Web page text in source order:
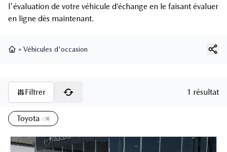
l'évaluation de votre véhicule d’échange en le faisant évaluer
en ligne dès maintenant.
» Véhicules d'occasion
Filtrer 1 résultat
Toyota